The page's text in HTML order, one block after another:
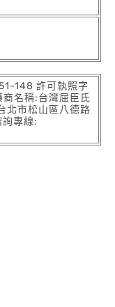
148 許可執照字
名稱:台灣屈臣氏
北市松山區八德路
專線: